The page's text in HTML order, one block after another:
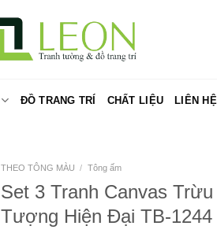
ĐỒ TRANG TRÍ CHẤT LIỆU LIÊN HỆ
THEO TÔNG MÀU / Tông ấm
Set 3 Tranh Canvas Trừu
Tượng Hiện Đại TB-1244